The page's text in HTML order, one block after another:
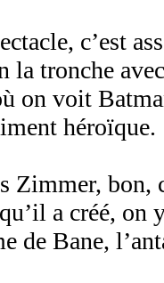
c’est
la tronche
on voit
héroïque.
Zimmer, bon,
a créé, on
de Bane,